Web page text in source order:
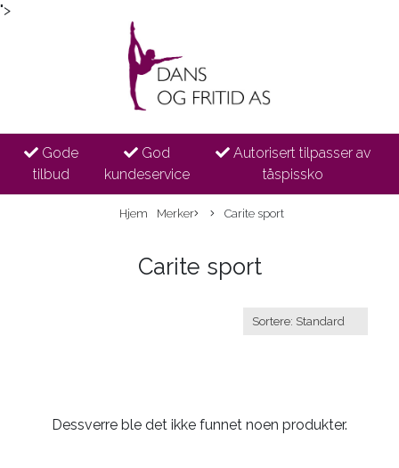
">
Gode
tilbud
God
kundeservice
Autorisert tilpasser av
tåspissko
Hjem Merker Carite sport
Carite sport
Dessverre ble det ikke funnet noen produkter.